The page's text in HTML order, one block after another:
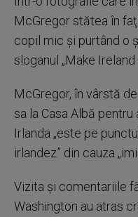
McGregor stătea în
copil mic şi purtând o
sloganul „Make Ireland
McGregor, în vârstă
sa la Casa Albă
Irlanda „este pe
irlandez” din cauza
Vizita şi comentariile
Washington au atras